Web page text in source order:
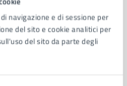
navigazione e di sessione per
del sito e cookie analitici per
del sito da parte degli